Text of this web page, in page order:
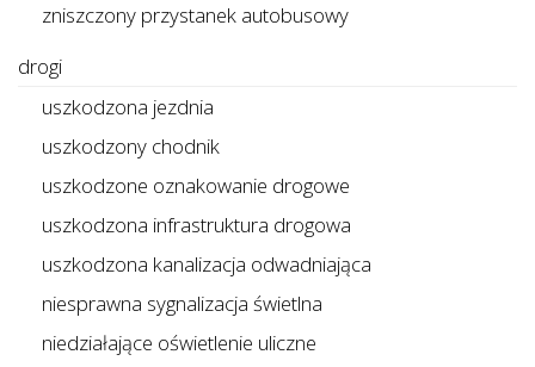
zniszczony przystanek autobusowy
drogi
uszkodzona jezdnia
uszkodzony chodnik
uszkodzone oznakowanie drogowe
uszkodzona infrastruktura drogowa
uszkodzona kanalizacja odwadniająca
niesprawna sygnalizacja świetlna
niedziałające oświetlenie uliczne